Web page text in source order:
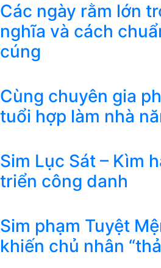
Các ngày rằm lớn
nghĩa và cách
cúng
Cùng chuyên gia
tuổi hợp làm nhà
Sim Lục Sát – Kìm
triển công danh
Sim phạm Tuyệt
khiến chủ nhân